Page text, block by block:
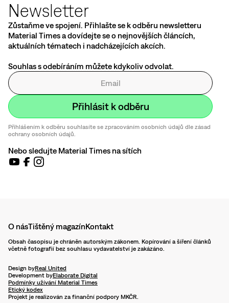
Newsletter
Zůstaňme ve spojení. Přihlašte se k odběru newsletteru
Material Times a dovídejte se o nejnovějších článcích,
aktuálních tématech i nadcházejících akcích.
Souhlas s odebíráním můžete kdykoliv odvolat.
Přihlášením k odběru souhlasíte se zpracováním osobních údajů dle zásad
ochrany osobních údajů.
Nebo sledujte Material Times na sítích
O násTištěný magazínKontakt
Obsah časopisu je chráněn autorským zákonem. Kopírování a šíření článků
včetně fotografií bez souhlasu vydavatelství je zakázáno.
Design byReal United
Development byElaborate Digital
Podmínky užívání Material Times
Etický kodex
Projekt je realizován za finanční podpory MKČR.